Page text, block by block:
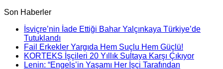
Son Haberler
İsviçre’nin İade Ettiği Bahar Yalçınkaya Türkiye’de
Tutuklandı
Fail Erkekler Yargıda Hem Suçlu Hem Güçlü!
KORTEKS İşçileri 20 Yıllık Sultaya Karşı Çıkıyor
Lenin: “Engels’in Yaşamı Her İşçi Tarafından